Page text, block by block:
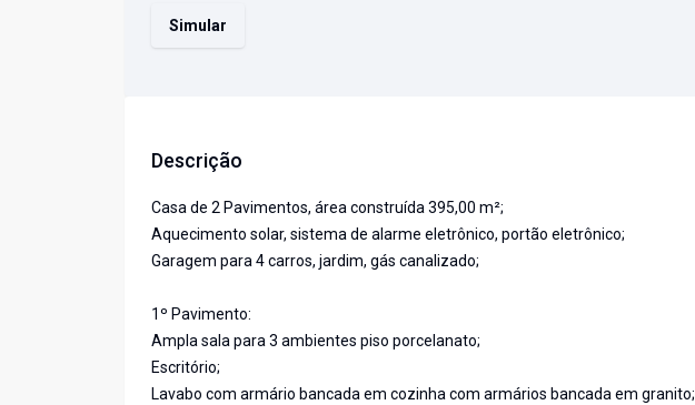
Simular
Descrição
Casa de 2 Pavimentos, área construída 395,00 m²;
Aquecimento solar, sistema de alarme eletrônico, portão eletrônico;
Garagem para 4 carros, jardim, gás canalizado;
1º Pavimento:
Ampla sala para 3 ambientes piso porcelanato;
Escritório;
Lavabo com armário bancada em cozinha com armários bancada em granito;